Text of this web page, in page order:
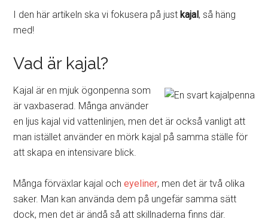
I den här artikeln ska vi fokusera på justkajal, så häng
med!
Vad är kajal?
Kajal är en mjuk ögonpenna som
är vaxbaserad. Många använder
en ljus kajal vid vattenlinjen, men det är också vanligt att
man istället använder en mörk kajal på samma ställe för
att skapa en intensivare blick.
Många förväxlar kajal ocheyeliner, men det är två olika
saker. Man kan använda dem på ungefär samma sätt
dock, men det är ändå så att skillnaderna finns där.